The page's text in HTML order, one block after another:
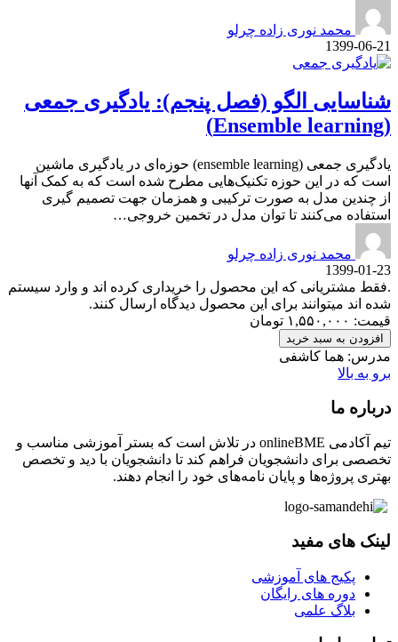
محمد نوری زاده چرلو
1399-06-21
شناسایی الگو (فصل پنجم): یادگیری جمعی
(Ensemble learning)
یادگیری جمعی (ensemble learning) حوزه‌ای در یادگیری ماشین
است که در این حوزه تکنیک‌هایی مطرح شده است که به کمک آنها
از چندین مدل به صورت ترکیبی و همزمان جهت تصمیم گیری
استفاده می‌کنند تا توان مدل در تخمین خروجی…
محمد نوری زاده چرلو
1399-01-23
.فقط مشتریانی که این محصول را خریداری کرده اند و وارد سیستم
شده اند میتوانند برای این محصول دیدگاه ارسال کنند.
قیمت: ۱,۵۵۰,۰۰۰ تومان
افزودن به سبد خرید
مدرس: هما کاشفی
برو به بالا
درباره ما
تیم آکادمی onlineBME در تلاش است که بستر آموزشی مناسب و
تخصصی برای دانشجویان فراهم کند تا دانشجویان با دید و تخصص
بهتری پروژه‌ها و پایان نامه‌های خود را انجام دهند.
لینک های مفید
پکیج های آموزشی
دوره های رایگان
بلاگ علمی